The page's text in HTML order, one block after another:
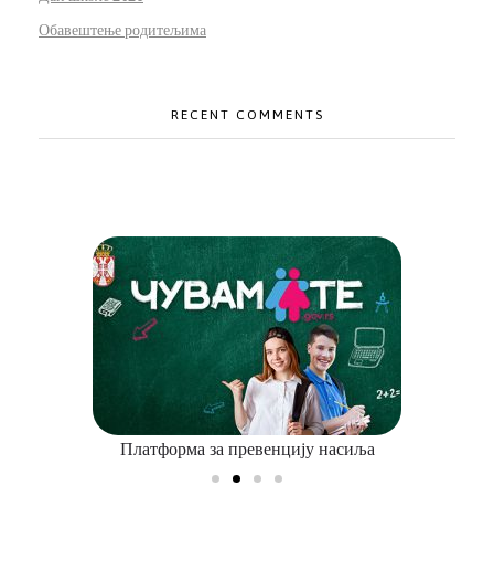
Обавештење родитељима
RECENT COMMENTS
Платформа за превенцију насиља